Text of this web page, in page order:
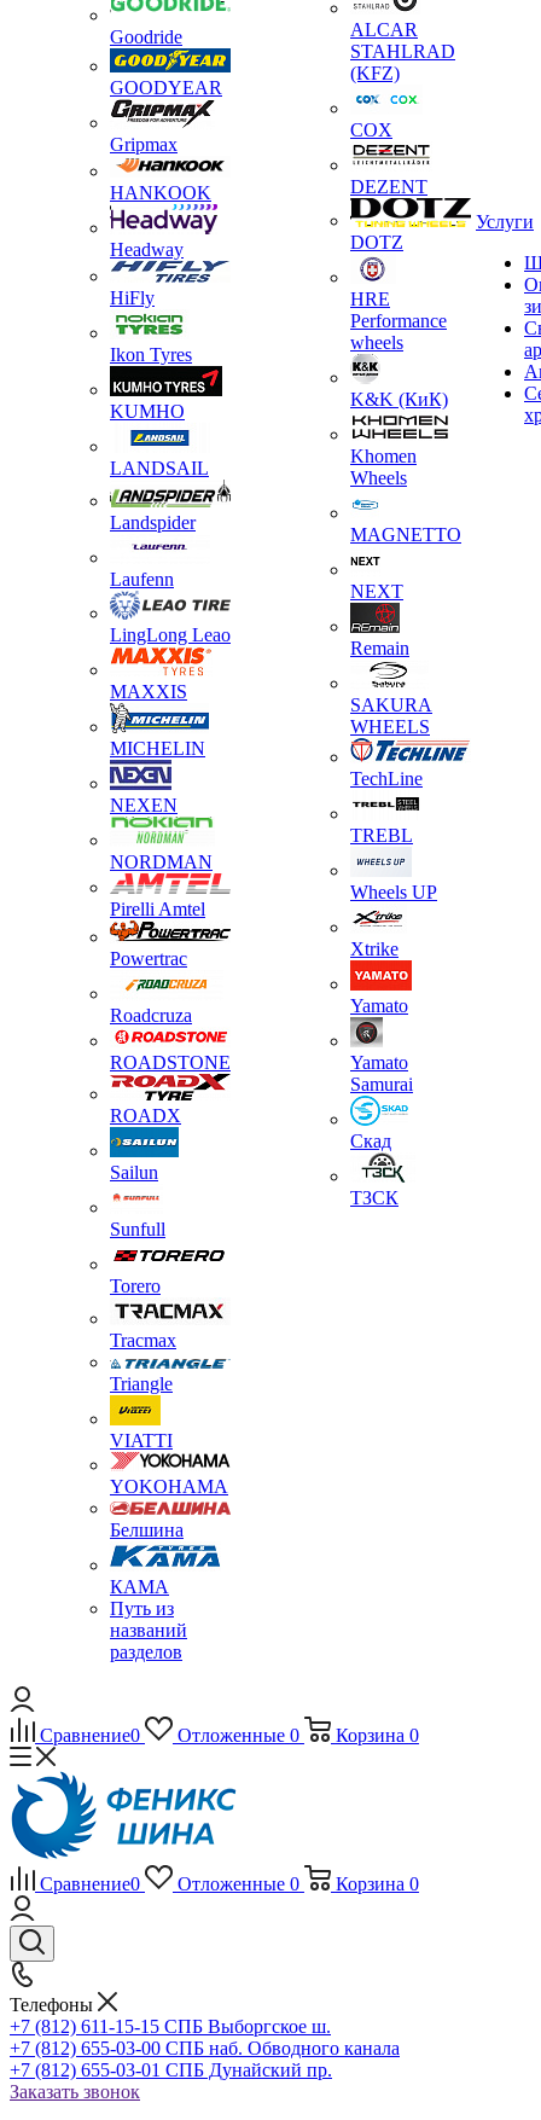
Goodride
GOODYEAR
Gripmax
HANKOOK
Headway
HiFly
Ikon Tyres
KUMHO
LANDSAIL
Landspider
Laufenn
LingLong Leao
MAXXIS
MICHELIN
NEXEN
NORDMAN
Pirelli Amtel
Powertrac
Roadcruza
ROADSTONE
ROADX
Sailun
Sunfull
Torero
Tracmax
Triangle
VIATTI
YOKOHAMA
Белшина
КАМА
Путь из
названий
разделов
ALCAR
STAHLRAD
(KFZ)
COX
DEZENT
DOTZ
HRE
Performance
wheels
K&K (КиК)
Khomen
Wheels
MAGNETTO
NEXT
Remain
SAKURA
WHEELS
TechLine
TREBL
Wheels UP
Xtrike
Yamato
Yamato
Samurai
Скад
ТЗСК
Услуги
Сравнение0 Отложенные 0 Корзина 0
Сравнение0 Отложенные 0 Корзина 0
Телефоны
+7 (812) 611-15-15 СПБ Выборгское ш.
+7 (812) 655-03-00 СПБ наб. Обводного канала
+7 (812) 655-03-01 СПБ Дунайский пр.
Заказать звонок